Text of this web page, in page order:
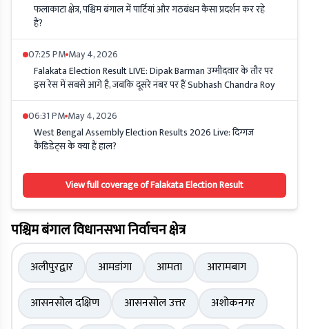
फलाकाटा क्षेत्र, पश्चिम बंगाल में पार्टियां और गठबंधन कैसा प्रदर्शन कर रहे
हैं?
07:25 PM May 4, 2026
Falakata Election Result LIVE: Dipak Barman उम्मीदवार के तौर पर
इस रेस में सबसे आगे है, जबकि दूसरे नंबर पर हैं Subhash Chandra Roy
06:31 PM May 4, 2026
West Bengal Assembly Election Results 2026 Live: दिग्गज
कैंडिडेट्स के क्या हैं हाल?
View full coverage of Falakata Election Result
पश्चिम बंगाल विधानसभा निर्वाचन क्षेत्र
अलीपुरद्वार आमडांगा आमता
आरामबाग
आसनसोल दक्षिण
आसनसोल उत्तर
अशोकनगर